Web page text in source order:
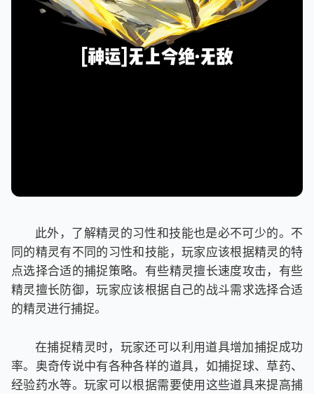
此外，了解精灵的习性和技能也是必不可少的。不
同的精灵有不同的习性和技能，玩家应该根据精灵的特
点选择合适的捕捉策略。有些精灵擅长速度攻击，有些
精灵擅长防御，玩家应该根据自己的战斗需求选择合适
的精灵进行捕捉。
在捕捉精灵时，玩家还可以利用道具增加捕捉成功
率。奥奇传说中有各种各样的道具，如捕捉球、草药、
经验药水等。玩家可以根据需要使用这些道具来提高捕